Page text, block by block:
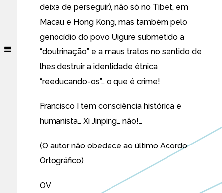
deixe de perseguir), não só no Tibet, em
Macau e Hong Kong, mas também pelo
genocídio do povo Uigure submetido a
“doutrinação” e a maus tratos no sentido de
lhes destruir a identidade étnica
“reeducando-os”… o que é crime!
Francisco I tem consciência histórica e
humanista… Xi Jinping… não!…
(O autor não obedece ao último Acordo
Ortográfico)
OV